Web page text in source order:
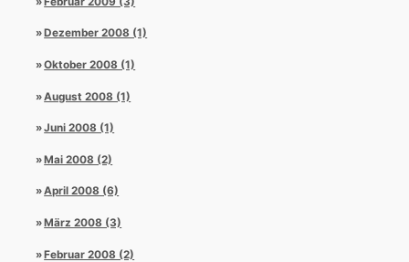
Dezember 2008 (1)
Oktober 2008 (1)
August 2008 (1)
Juni 2008 (1)
Mai 2008 (2)
April 2008 (6)
März 2008 (3)
Februar 2008 (2)